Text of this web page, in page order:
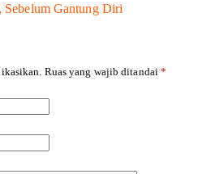
Sebelum Gantung Diri
Ruas yang wajib ditandai*